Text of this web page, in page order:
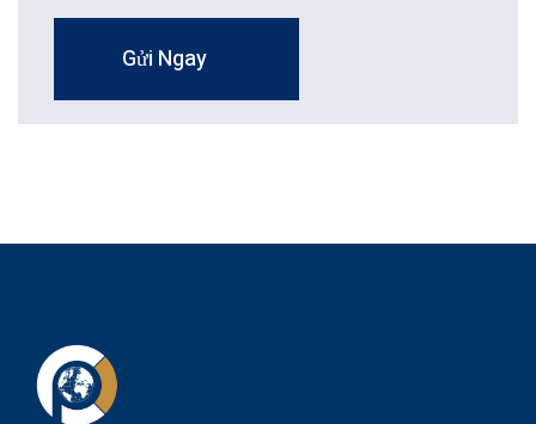
Gửi Ngay